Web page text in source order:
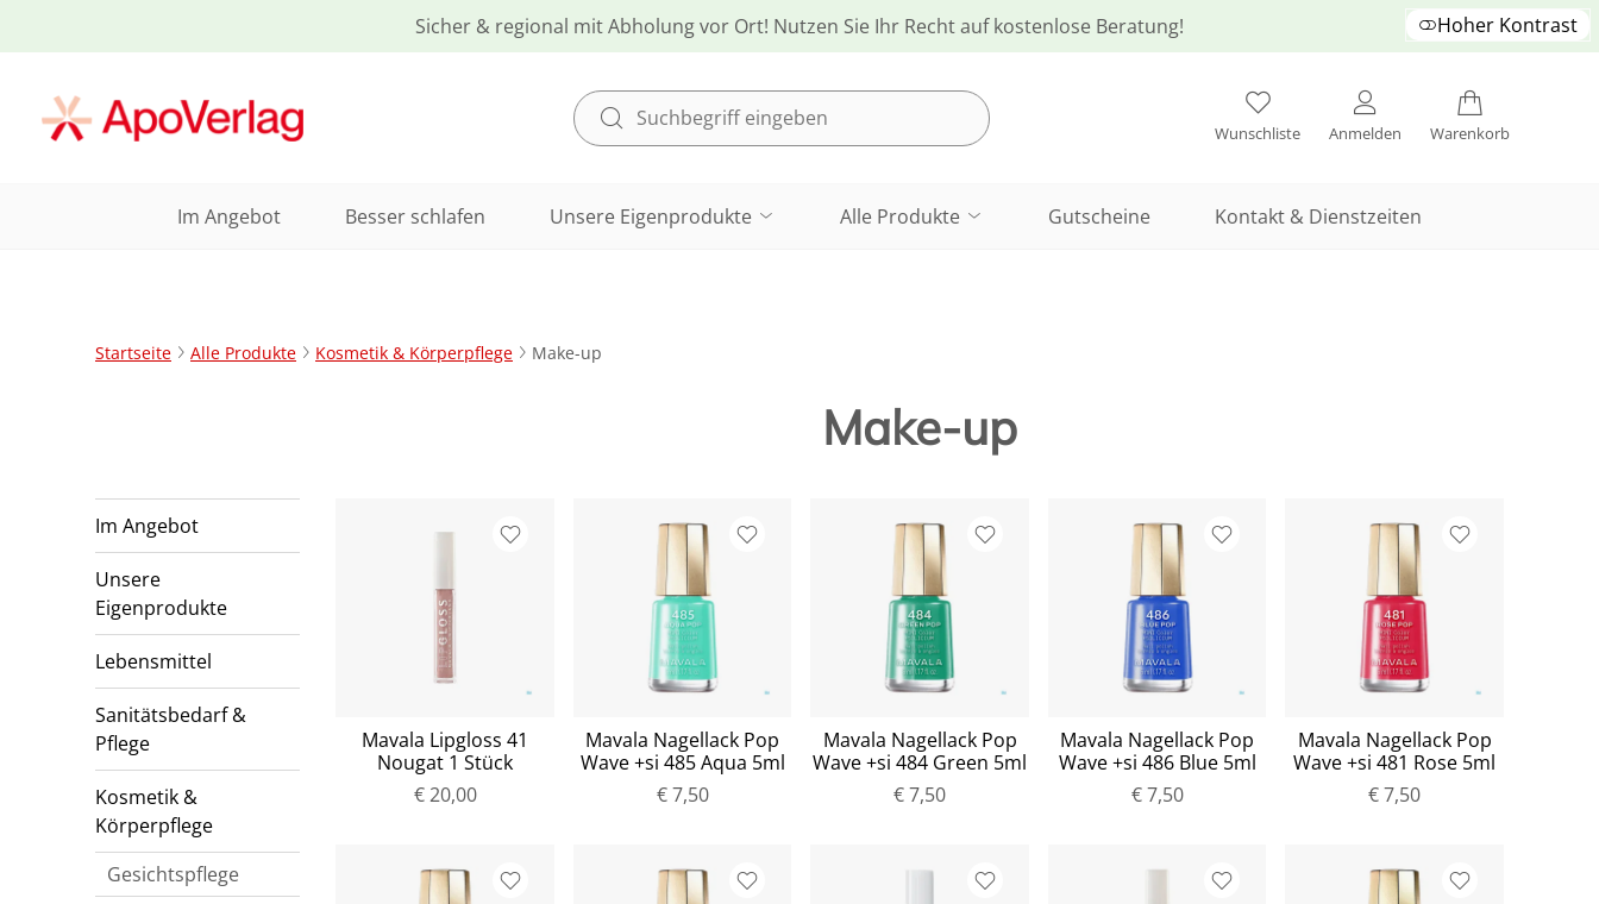
Sicher & regional mit Abholung vor Ort! Nutzen Sie Ihr Recht auf kostenlose Beratung! Hoher Kontrast
Wunschliste Anmelden Warenkorb
Im Angebot Besser schlafen Unsere Eigenprodukte Alle Produkte Gutscheine Kontakt & Dienstzeiten
Startseite Alle Produkte Kosmetik & Körperpflege Make-up
Im Angebot
Unsere
Eigenprodukte
Lebensmittel
Sanitätsbedarf &
Pflege
Kosmetik &
Körperpflege
Gesichtspflege
Make-up
Mavala Lipgloss 41
Nougat 1 Stück
€ 20,00
Mavala Nagellack Pop
Wave +si 485 Aqua 5ml
€ 7,50
Mavala Nagellack Pop
Wave +si 484 Green 5ml
€ 7,50
Mavala Nagellack Pop
Wave +si 486 Blue 5ml
€ 7,50
Mavala Nagellack Pop
Wave +si 481 Rose 5ml
€ 7,50